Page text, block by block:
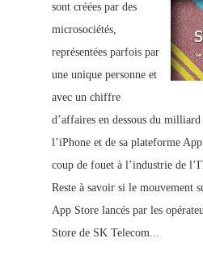
sont créées par des
microsociétés,
représentées parfois par
une unique personne et
avec un chiffre
d’affaires en dessous du
l’iPhone et de sa plateforme
coup de fouet à l’industrie de
Reste à savoir si le mouvement
App Store lancés par les
Store de SK Telecom...